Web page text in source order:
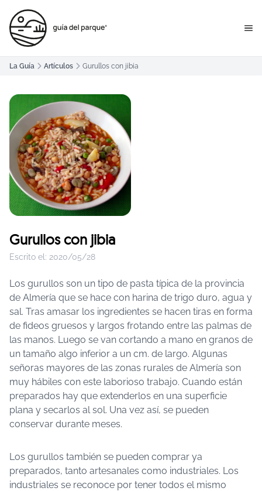
La Guía Artículos Gurullos con jibia
Gurullos con jibia
Escrito el: 2020/05/28
Los gurullos son un tipo de pasta típica de la provincia
de Almería que se hace con harina de trigo duro, agua y
sal. Tras amasar los ingredientes se hacen tiras en forma
de fideos gruesos y largos frotando entre las palmas de
las manos. Luego se van cortando a mano en granos de
un tamaño algo inferior a un cm. de largo. Algunas
señoras mayores de las zonas rurales de Almería son
muy hábiles con este laborioso trabajo. Cuando están
preparados hay que extenderlos en una superficie
plana y secarlos al sol. Una vez así, se pueden
conservar durante meses.
Los gurullos también se pueden comprar ya
preparados, tanto artesanales como industriales. Los
industriales se reconoce por tener todos el mismo